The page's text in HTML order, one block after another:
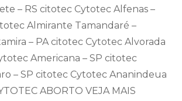
– RS citotec Cytotec Alfenas –
Almirante Tamandaré –
– PA citotec Cytotec Alvorada
Americana – SP citotec
– SP citotec Cytotec Ananindeua
ABORTO VEJA MAIS